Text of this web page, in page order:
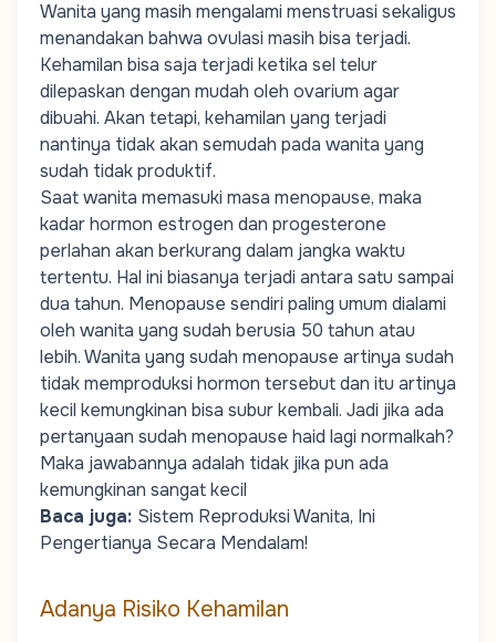
Wanita yang masih mengalami menstruasi sekaligus
menandakan bahwa ovulasi masih bisa terjadi.
Kehamilan bisa saja terjadi ketika sel telur
dilepaskan dengan mudah oleh ovarium agar
dibuahi. Akan tetapi, kehamilan yang terjadi
nantinya tidak akan semudah pada wanita yang
sudah tidak produktif.
Saat wanita memasuki masa menopause, maka
kadar hormon estrogen dan progesterone
perlahan akan berkurang dalam jangka waktu
tertentu. Hal ini biasanya terjadi antara satu sampai
dua tahun. Menopause sendiri paling umum dialami
oleh wanita yang sudah berusia 50 tahun atau
lebih. Wanita yang sudah menopause artinya sudah
tidak memproduksi hormon tersebut dan itu artinya
kecil kemungkinan bisa subur kembali. Jadi jika ada
pertanyaan sudah menopause haid lagi normalkah?
Maka jawabannya adalah tidak jika pun ada
kemungkinan sangat kecil
Baca juga: Sistem Reproduksi Wanita, Ini
Pengertianya Secara Mendalam!
Adanya Risiko Kehamilan